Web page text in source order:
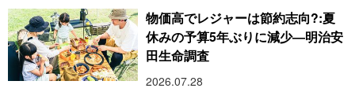
物価高でレジャーは節約志向?:夏
休みの予算5年ぶりに減少―明治安
田生命調査
2026.07.28